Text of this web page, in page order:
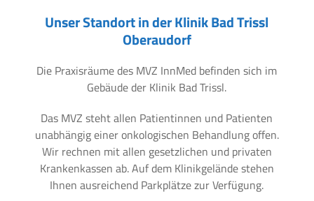
Unser Standort in der Klinik Bad Trissl
Oberaudorf
Die Praxisräume des MVZ InnMed befinden sich im
Gebäude der Klinik Bad Trissl.
Das MVZ steht allen Patientinnen und Patienten
unabhängig einer onkologischen Behandlung offen.
Wir rechnen mit allen gesetzlichen und privaten
Krankenkassen ab. Auf dem Klinikgelände stehen
Ihnen ausreichend Parkplätze zur Verfügung.